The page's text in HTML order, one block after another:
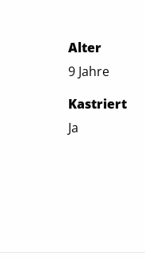
Alter
9 Jahre
Kastriert
Ja